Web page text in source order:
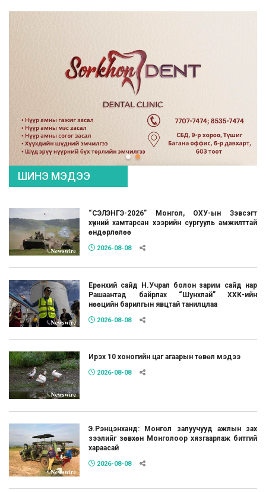
ШИНЭ МЭДЭЭ
“СЭЛЭНГЭ-2026” Монгол, ОХУ-ын Зэвсэгт
хүчний хамтарсан хээрийн сургууль амжилттай
өндөрлөлөө
2026-08-08
Ерөнхий сайд Н.Учрал болон зарим сайд нар
Рашаантад байрлах “Шунхлай” ХХК-ийн
нөөцийн барилгын явцтай танилцлаа
2026-08-08
Ирэх 10 хоногийн цаг агаарын төвөл мэдээ
2026-08-08
Э.Рэнцэнханд: Монгол залуучууд ажлын зах
зээлийг зөвхөн Монголоор хязгаарлаж битгий
хараасай
2026-08-08